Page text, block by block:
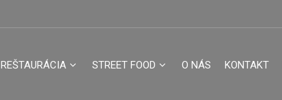
REŠTAURÁCIA STREET FOOD O NÁS KONTAKT